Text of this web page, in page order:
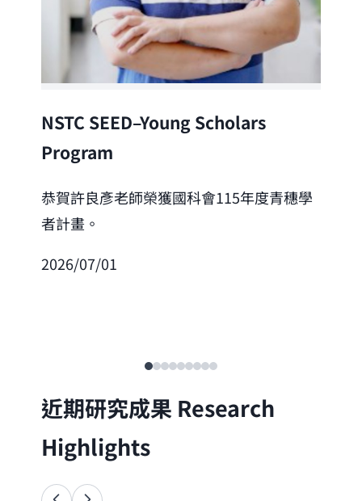
NSTC SEED–Young Scholars
Program
恭賀許良彥老師榮獲國科會115年度青穗學
者計畫。
2026/07/01
近期研究成果 Research
Highlights